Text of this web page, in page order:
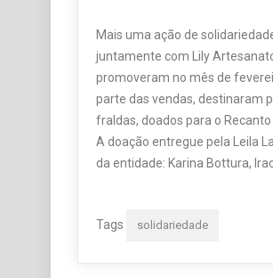
Mais uma ação de
juntamente com Lily
promoveram no mês de
parte das vendas, destinaram
fraldas, doados para o
A doação entregue pela Leila
da entidade: Karina Bottura,
Tags solidariedade